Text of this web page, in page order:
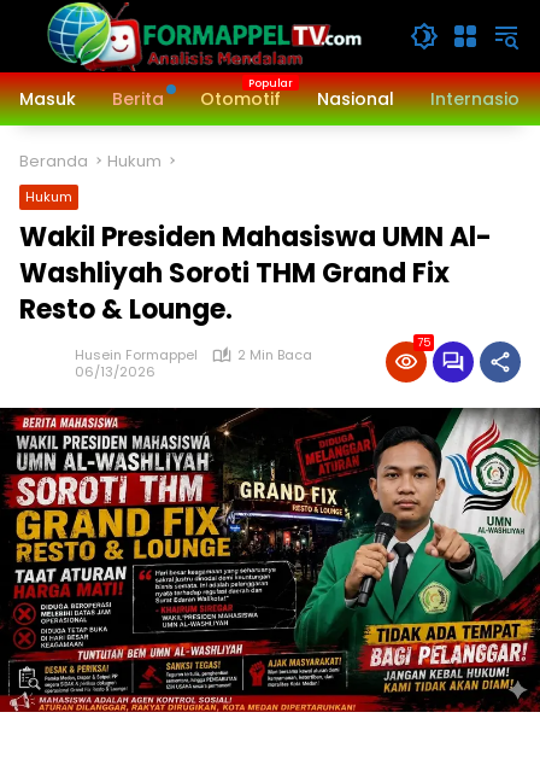
Langsung
konten
Masuk
Berita Otomotif Nasional
Beranda Hukum
Hukum
Wakil Presiden Mahasiswa UMN Al-
Washliyah Soroti THM Grand Fix
Resto & Lounge.
Husein Formappel
2 Min Baca
06/13/2026
75